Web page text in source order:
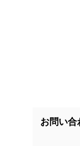
お問い合